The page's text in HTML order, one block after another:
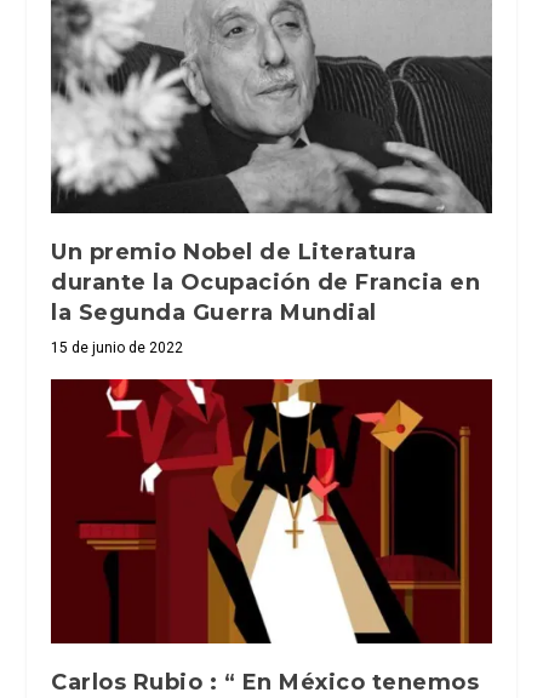
Un premio Nobel de Literatura
durante la Ocupación de Francia en
la Segunda Guerra Mundial
15 de junio de 2022
Carlos Rubio : “ En México tenemos